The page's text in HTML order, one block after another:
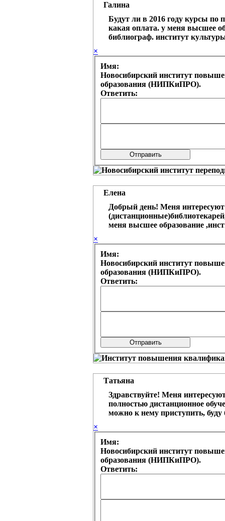
Галина
Будут ли в 2016 году курсы по
какая оплата. у меня высшее
библиограф. институт
×
Имя:
Новосибирский институт
образования (НИПКиПРО).
Ответить:
Елена
Добрый день! Меня
меня высшее образование
×
Имя:
Новосибирский институт
образования (НИПКиПРО).
Ответить:
Татьяна
Здравствуйте! Меня
полностью дистанционное
можно к нему приступить, буду
×
Имя:
Новосибирский институт
образования (НИПКиПРО).
Ответить: